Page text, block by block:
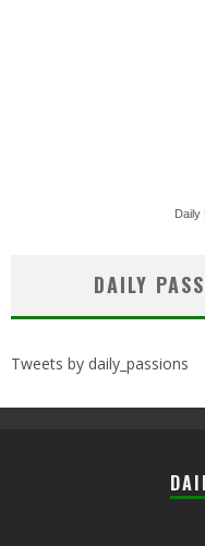
Daily
DAILY
Tweets by daily_passions